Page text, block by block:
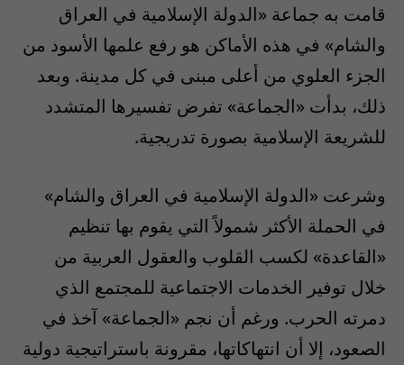
قامت به جماعة «الدولة الإسلامية في العراق
والشام» في هذه الأماكن هو رفع علمها الأسود من
الجزء العلوي من أعلى مبنى في كل مدينة. وبعد
ذلك، بدأت «الجماعة» تفرض تفسيرها المتشدد
للشريعة الإسلامية بصورة تدريجية.
وشرعت «الدولة الإسلامية في العراق والشام»
في الحملة الأكثر شمولاً التي يقوم بها تنظيم
«القاعدة» لكسب القلوب والعقول العربية من
خلال توفير الخدمات الاجتماعية للمجتمع الذي
دمرته الحرب. ورغم أن نجم «الجماعة» آخذ في
الصعود، إلا أن انتهاكاتها، مقرونة باستراتيجية دولية